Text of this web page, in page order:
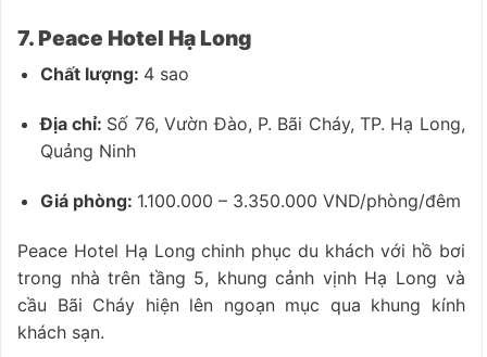
7. Peace Hotel Hạ Long
Chất lượng: 4 sao
Địa chỉ: Số 76, Vườn Đào, P. Bãi Cháy, TP. Hạ Long,
Quảng Ninh
Giá phòng: 1.100.000 – 3.350.000 VND/phòng/đêm
Peace Hotel Hạ Long chinh phục du khách với hồ bơi
trong nhà trên tầng 5, khung cảnh vịnh Hạ Long và
cầu Bãi Cháy hiện lên ngoạn mục qua khung kính
khách sạn.